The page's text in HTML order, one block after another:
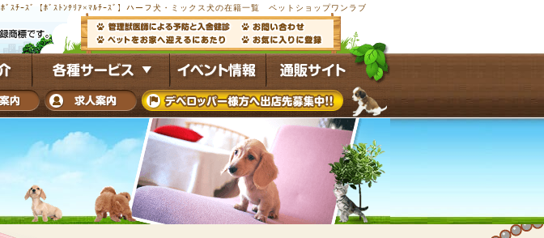
ﾎﾞｽﾁｰｽﾞ【ﾎﾞｽﾄﾝﾃﾘｱ×ﾏﾙﾁｰｽﾞ】ハーフ犬・ミックス犬の在籍一覧 ペットショップワンラブ